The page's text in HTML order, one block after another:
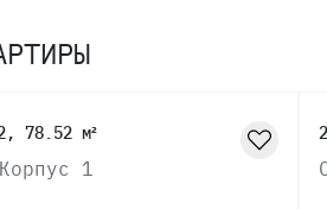
78.52 м²
1